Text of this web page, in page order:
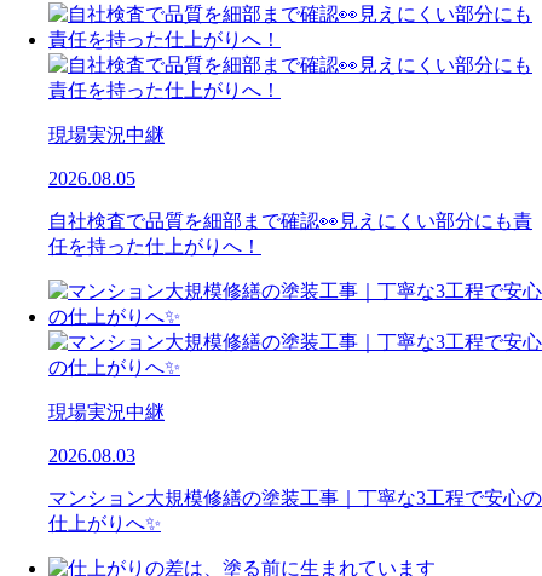
現場実況中継
2026.08.05
自社検査で品質を細部まで確認👀見えにくい部分にも責
任を持った仕上がりへ！
現場実況中継
2026.08.03
マンション大規模修繕の塗装工事｜丁寧な3工程で安心の
仕上がりへ✨